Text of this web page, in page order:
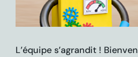
L’équipe s’agrandit !